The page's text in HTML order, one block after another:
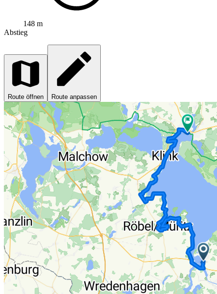
148 m
Abstieg
Route öffnen Route anpassen